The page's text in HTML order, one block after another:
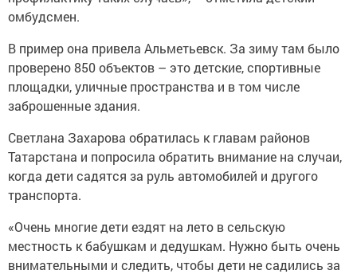
омбудсмен.
В пример она привела Альметьевск. За зиму там было
проверено 850 объектов – это детские, спортивные
площадки, уличные пространства и в том числе
заброшенные здания.
Светлана Захарова обратилась к главам районов
Татарстана и попросила обратить внимание на случаи,
когда дети садятся за руль автомобилей и другого
транспорта.
«Очень многие дети ездят на лето в сельскую
местность к бабушкам и дедушкам. Нужно быть очень
внимательными и следить, чтобы дети не садились за